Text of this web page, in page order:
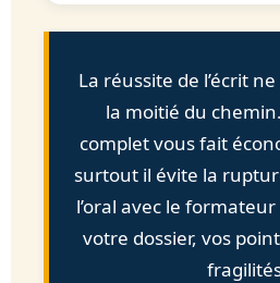
La réussite de l’écrit
la moitié du
complet vous fait
surtout il évite la
l’oral avec le
votre dossier, vos